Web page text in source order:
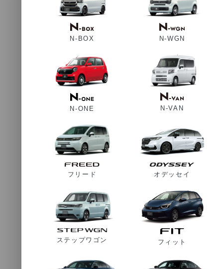
N-BOX N-WGN
N-ONE N-VAN
フリード オデッセイ
ステップワゴン フィット